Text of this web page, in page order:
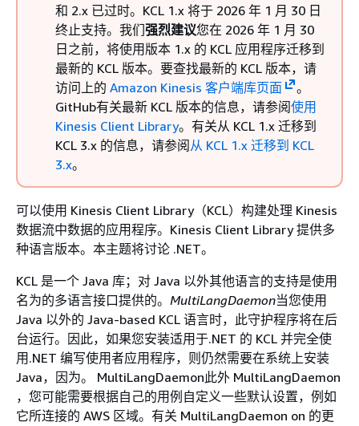
和 2.x 已过时。KCL 1.x 将于 2026 年 1 月 30 日
终止支持。我们强烈建议您在 2026 年 1 月 30
日之前，将使用版本 1.x 的 KCL 应用程序迁移到
最新的 KCL 版本。要查找最新的 KCL 版本，请
访问上的 Amazon Kinesis 客户端库页面
。
GitHub有关最新 KCL 版本的信息，请参阅使用
Kinesis Client Library。有关从 KCL 1.x 迁移到
KCL 3.x 的信息，请参阅从 KCL 1.x 迁移到 KCL
3.x。
可以使用 Kinesis Client Library（KCL）构建处理 Kinesis
数据流中数据的应用程序。Kinesis Client Library 提供多
种语言版本。本主题将讨论 .NET。
KCL 是一个 Java 库；对 Java 以外其他语言的支持是使用
名为的多语言接口提供的。 MultiLangDaemon当您使用
Java 以外的 Java-based KCL 语言时，此守护程序将在后
台运行。因此，如果您安装适用于.NET 的 KCL 并完全使
用.NET 编写使用者应用程序，则仍然需要在系统上安装
Java，因为。 MultiLangDaemon此外 MultiLangDaemon
，您可能需要根据自己的用例自定义一些默认设置，例如
它所连接的 AWS 区域。有关 MultiLangDaemon on 的更